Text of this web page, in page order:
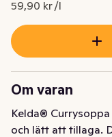
59,90 kr /l
Om varan
Kelda®
och lätt att tillaga.